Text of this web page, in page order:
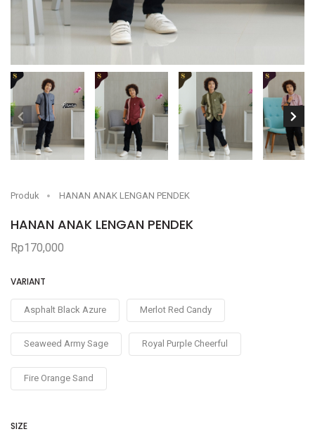
Produk HANAN ANAK LENGAN PENDEK
HANAN ANAK LENGAN PENDEK
Rp170,000
VARIANT
Asphalt Black Azure Merlot Red Candy
Seaweed Army Sage Royal Purple Cheerful
Fire Orange Sand
SIZE